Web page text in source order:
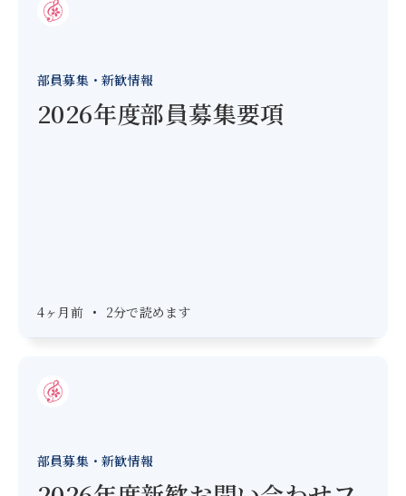
部員募集・新歓情報
2026年度部員募集要項
4ヶ月前 • 2分で読めます
部員募集・新歓情報